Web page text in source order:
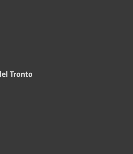
Tronto